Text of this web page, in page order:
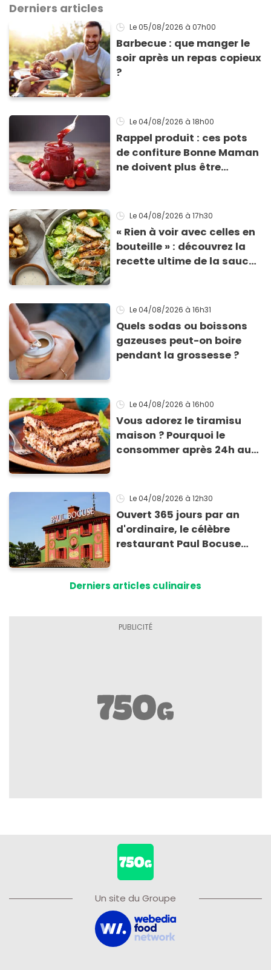
Derniers articles
Le 05/08/2026 à 07h00
Barbecue : que manger le
soir après un repas copieux
?
Le 04/08/2026 à 18h00
Rappel produit : ces pots
de confiture Bonne Maman
ne doivent plus être
morceaux de verre
Le 04/08/2026 à 17h30
« Rien à voir avec celles en
bouteille » : découvrez la
recette ultime de la sauce
Le 04/08/2026 à 16h31
Quels sodas ou boissons
gazeuses peut-on boire
pendant la grossesse ?
Le 04/08/2026 à 16h00
Vous adorez le tiramisu
maison ? Pourquoi le
consommer après 24h au
Le 04/08/2026 à 12h30
Ouvert 365 jours par an
d'ordinaire, le célèbre
restaurant Paul Bocuse
Derniers articles culinaires
Un site du Groupe